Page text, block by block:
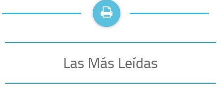
Las Más Leídas